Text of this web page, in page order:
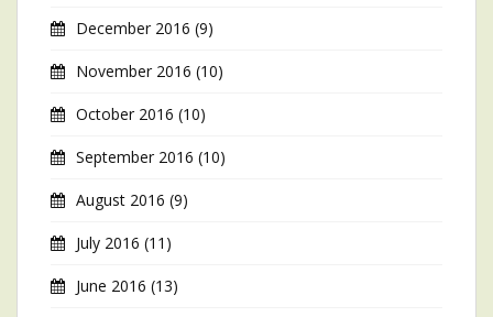
December 2016 (9)
November 2016 (10)
October 2016 (10)
September 2016 (10)
August 2016 (9)
July 2016 (11)
June 2016 (13)